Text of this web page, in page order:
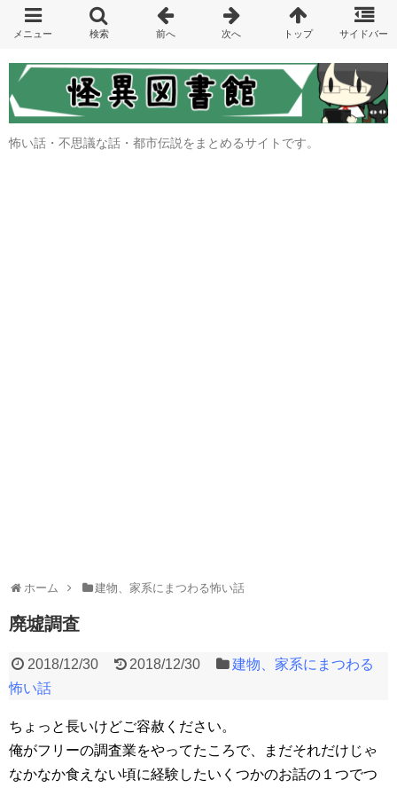
怖い話・不思議な話・都市伝説をまとめるサイトです。
ホーム 建物、家系にまつわる怖い話
廃墟調査
2018/12/30 2018/12/30
建物、家系にまつわる
怖い話
ちょっと長いけどご容赦ください。
俺がフリーの調査業をやってたころで、まだそれだけじゃ
なかなか食えない頃に経験したいくつかのお話の１つでつ